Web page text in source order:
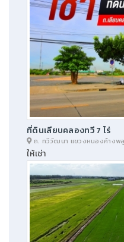
ที่ดินเลียบคลองทวี 7 ไร่
ถ. ทวีวัฒนา แขวงหนองค้างพลู
ให้เช่า